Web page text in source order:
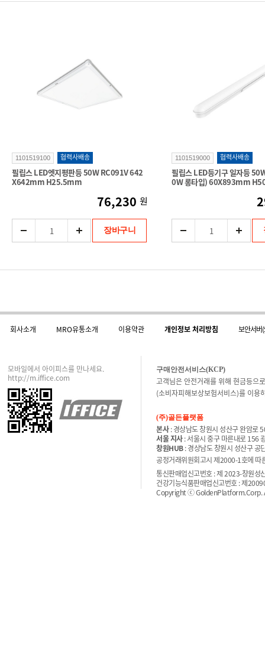
1101519100 협력사배송
필립스 LED엣지평판등 50W RC091V 642
X642mm H25.5mm
76,230 원
장바구니
1101519000 협력사배송
필립스 LED등기구 일자등
0W 롱타입) 60X893mm
회사소개 MRO유통소개 이용약관 개인정보 처리방침 보안서버
모바일에서 아이피스를 만나세요.
http://m.iffice.com
구매안전서비스(KCP)
고객님은 안전거래를 위해 현금등으
(소비자피해보상보험서비스)를 이용
(주)골든플랫폼
본사: 경상남도 창원시 성산구 완암로
서울 지사: 서울시 중구 마른내로 156
창원HUB: 경상남도 창원시 성산구 공
공정거래위원회고시 제2000-1호에
통신판매업신고번호 : 제 2023-창원
건강기능식품판매업신고번호 : 제
Copyright ⓒ GoldenPlatform.Corp.